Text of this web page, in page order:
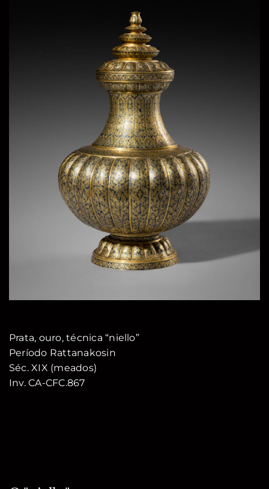
Prata, ouro, técnica “niello”
Período Rattanakosin
Séc. XIX (meados)
Inv. CA-CFC.867